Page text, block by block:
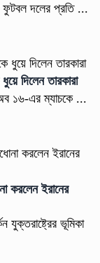
ফুটবল দলের প্রতি ...
দিলেন তারকারা
অব ১৬-এর ম্যাচকে ...
করলেন ইরানের
যুক্তরাষ্ট্রের ভূমিকা